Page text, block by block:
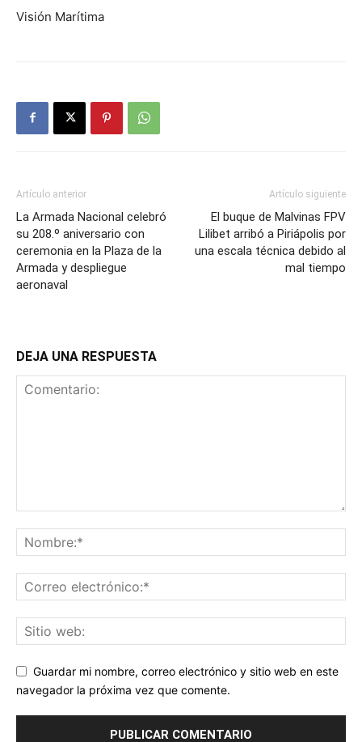
Visión Marítima
Artículo anterior
La Armada Nacional celebró
su 208.º aniversario con
ceremonia en la Plaza de la
Armada y despliegue
aeronaval
Artículo siguiente
El buque de Malvinas FPV
Lilibet arribó a Piriápolis por
una escala técnica debido al
mal tiempo
DEJA UNA RESPUESTA
Guardar mi nombre, correo electrónico y sitio web en este
navegador la próxima vez que comente.